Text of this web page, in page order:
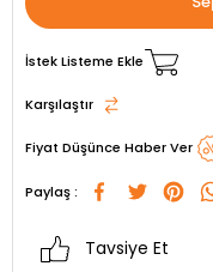
İstek Listeme Ekle
Karşılaştır
Fiyat Düşünce Haber Ver
Paylaş :
Tavsiye Et